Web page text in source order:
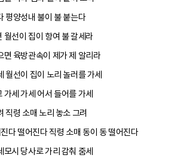
평양성내 불이 불 붙는다
월선이 집이 항여 불 갈세라
면 육방관속이 제가 제 알리라
월선이 집이 노리 놀러를 가세
세 가세 어서 들어를 가세
직령 소매 노리 놓소 그려
다 떨어진다 직령 소매 동이 동 떨어진다
시 당사로 가리 감춰 줌세